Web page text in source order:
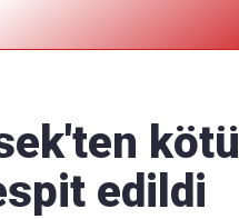
göndermek içintıklayınkötü
edildi